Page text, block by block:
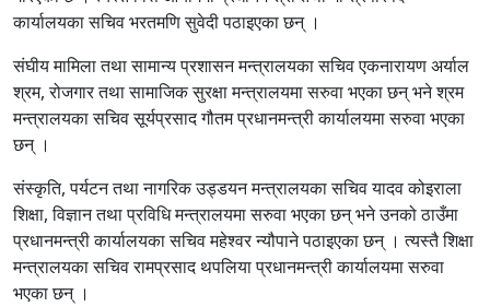
कार्यालयका सचिव भरतमणि सुवेदी पठाइएका छन् ।
संघीय मामिला तथा सामान्य प्रशासन मन्त्रालयका सचिव एकनारायण अर्याल
श्रम, रोजगार तथा सामाजिक सुरक्षा मन्त्रालयमा सरुवा भएका छन् भने श्रम
मन्त्रालयका सचिव सूर्यप्रसाद गौतम प्रधानमन्त्री कार्यालयमा सरुवा भएका
छन् ।
संस्कृति, पर्यटन तथा नागरिक उड्डयन मन्त्रालयका सचिव यादव कोइराला
शिक्षा, विज्ञान तथा प्रविधि मन्त्रालयमा सरुवा भएका छन् भने उनको ठाउँमा
प्रधानमन्त्री कार्यालयका सचिव महेश्वर न्यौपाने पठाइएका छन् । त्यस्तै शिक्षा
मन्त्रालयका सचिव रामप्रसाद थपलिया प्रधानमन्त्री कार्यालयमा सरुवा
भएका छन् ।